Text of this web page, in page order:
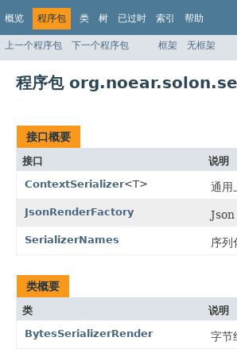
概览 程序包 类 树 已过时 索引 帮助
上一个程序包 下一个程序包 框架 无框架
程序包
接口概要
接口
说明
ContextSerializer<T> 通用
JsonRenderFactory Json
SerializerNames 序列
类概要
类
说明
BytesSerializerRender
字节